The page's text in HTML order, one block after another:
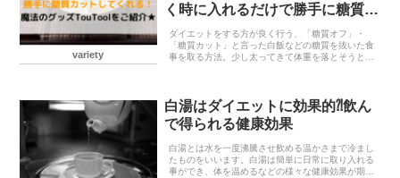
variety
く時に入れるだけで勝手に糖質
15％カットしてくれる魔法のグッ
ズTou Tool使い方
ダイエットをする方が良く行う、「糖質オフ」・
「糖質カット」と言った白飯などの糖質を抜いた食
事を取る方法。少し太ってきて体重を落とそうとす
白湯はダイエットに効果的⁈飲ん
で得られる健康効果
白湯とは水を一度沸騰させ飲める温かさまで冷まし
たものをいいます。白湯は簡単に日常に取り入れる
事ができ、体を温めるなどの様々な健康効果が期待